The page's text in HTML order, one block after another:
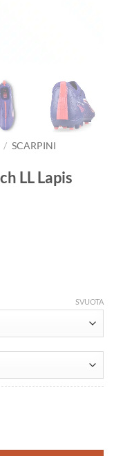
/ SCARPINI
LL Lapis
SVUOTA